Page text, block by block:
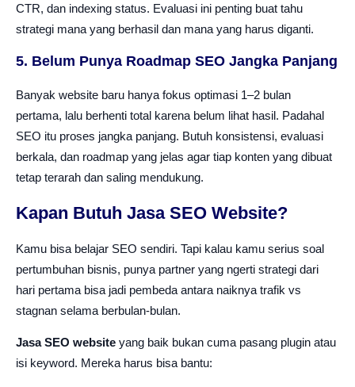
CTR, dan indexing status. Evaluasi ini penting buat tahu
strategi mana yang berhasil dan mana yang harus diganti.
5. Belum Punya Roadmap SEO Jangka Panjang
Banyak website baru hanya fokus optimasi 1–2 bulan
pertama, lalu berhenti total karena belum lihat hasil. Padahal
SEO itu proses jangka panjang. Butuh konsistensi, evaluasi
berkala, dan roadmap yang jelas agar tiap konten yang dibuat
tetap terarah dan saling mendukung.
Kapan Butuh Jasa SEO Website?
Kamu bisa belajar SEO sendiri. Tapi kalau kamu serius soal
pertumbuhan bisnis, punya partner yang ngerti strategi dari
hari pertama bisa jadi pembeda antara naiknya trafik vs
stagnan selama berbulan-bulan.
Jasa SEO website yang baik bukan cuma pasang plugin atau
isi keyword. Mereka harus bisa bantu: